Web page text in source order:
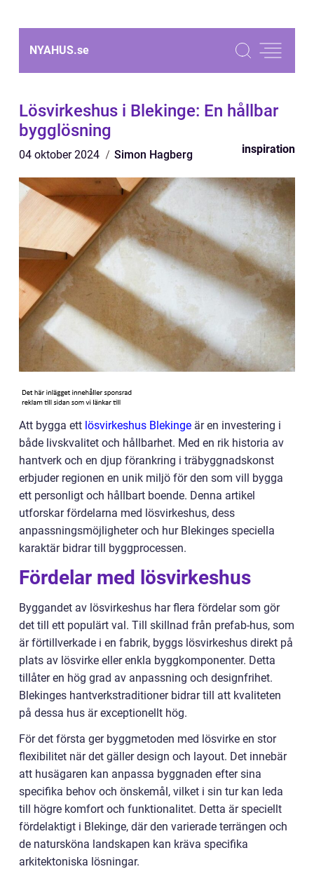
NYAHUS.se
Lösvirkeshus i Blekinge: En hållbar
bygglösning
04 oktober 2024 Simon Hagberg inspiration
Att bygga ett lösvirkeshus Blekinge är en investering i
både livskvalitet och hållbarhet. Med en rik historia av
hantverk och en djup förankring i träbyggnadskonst
erbjuder regionen en unik miljö för den som vill bygga
ett personligt och hållbart boende. Denna artikel
utforskar fördelarna med lösvirkeshus, dess
anpassningsmöjligheter och hur Blekinges speciella
karaktär bidrar till byggprocessen.
Fördelar med lösvirkeshus
Byggandet av lösvirkeshus har flera fördelar som gör
det till ett populärt val. Till skillnad från prefab-hus, som
är förtillverkade i en fabrik, byggs lösvirkeshus direkt på
plats av lösvirke eller enkla byggkomponenter. Detta
tillåter en hög grad av anpassning och designfrihet.
Blekinges hantverkstraditioner bidrar till att kvaliteten
på dessa hus är exceptionellt hög.
För det första ger byggmetoden med lösvirke en stor
flexibilitet när det gäller design och layout. Det innebär
att husägaren kan anpassa byggnaden efter sina
specifika behov och önskemål, vilket i sin tur kan leda
till högre komfort och funktionalitet. Detta är speciellt
fördelaktigt i Blekinge, där den varierade terrängen och
de natursköna landskapen kan kräva specifika
arkitektoniska lösningar.